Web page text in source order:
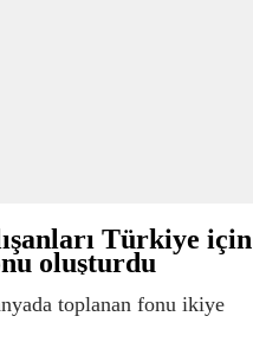
Türkiye için
oluşturdu
toplanan fonu ikiye